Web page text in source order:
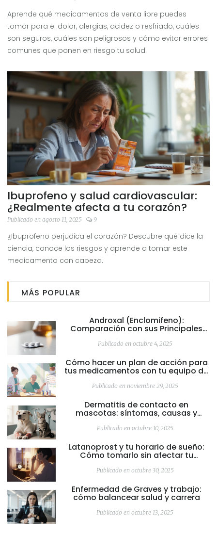
Aprende qué medicamentos de venta libre puedes
tomar para el dolor, alergias, acidez o resfriado, cuáles
son seguros, cuáles son peligrosos y cómo evitar errores
comunes que ponen en riesgo tu salud.
Ibuprofeno y salud cardiovascular:
¿Realmente afecta a tu corazón?
Publicado en agosto 11, 2025 9
¿Ibuprofeno perjudica el corazón? Descubre qué dice la
ciencia, conoce los riesgos y aprende a tomar este
medicamento con cabeza.
MÁS POPULAR
Androxal (Enclomifeno):
Comparación con sus Principales
Publicado en octubre 4, 2025
Cómo hacer un plan de acción para
tus medicamentos con tu equipo de
Publicado en noviembre 29, 2025
Dermatitis de contacto en
mascotas: síntomas, causas y
Publicado en octubre 10, 2025
Latanoprost y tu horario de sueño:
Cómo tomarlo sin afectar tu
Publicado en octubre 30, 2025
Enfermedad de Graves y trabajo:
cómo balancear salud y carrera
Publicado en octubre 13, 2025